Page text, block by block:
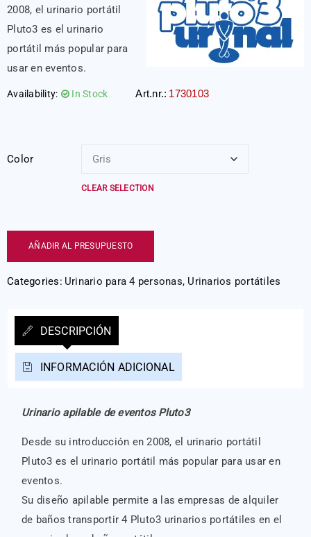
2008, el urinario portátil
Pluto3 es el urinario
portátil más popular para
usar en eventos.
Availability: In Stock Art.nr.: 1730103
Color
CLEAR SELECTION
AÑADIR AL PRESUPUESTO
Categories: Urinario para 4 personas, Urinarios portátiles
DESCRIPCIÓN
INFORMACIÓN ADICIONAL
Urinario apilable de eventos Pluto3
Desde su introducción en 2008, el urinario portátil
Pluto3 es el urinario portátil más popular para usar en
eventos.
Su diseño apilable permite a las empresas de alquiler
de baños transportir 4 Pluto3 urinarios portátiles en el